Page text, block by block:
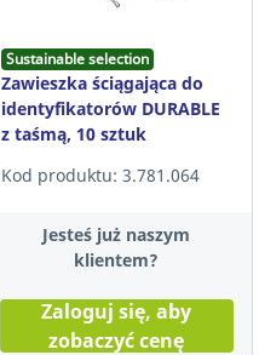
Sustainable selection
Zawieszka ściągająca do
identyfikatorów DURABLE
z taśmą, 10 sztuk
Kod produktu: 3.781.064
Jesteś już naszym
klientem?
Zaloguj się, aby
zobaczyć cenę